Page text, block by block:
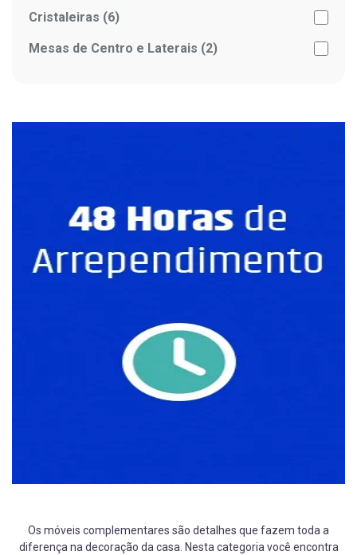
Cristaleiras (6)
Mesas de Centro e Laterais (2)
Os móveis complementares são detalhes que fazem toda a
diferença na decoração da casa. Nesta categoria você encontra